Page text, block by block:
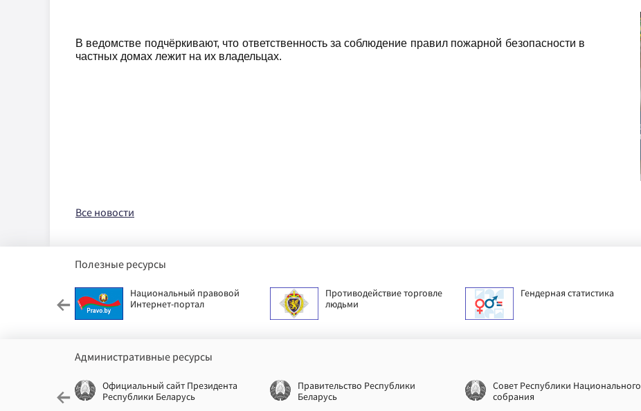
В ведомстве подчёркивают, что ответственность за соблюдение правил пожарной безопасности в
частных домах лежит на их владельцах.
Все новости
Полезные ресурсы
Национальный правовой
Интернет-портал
Противодействие торговле
людьми
Гендерная статистика
Административные ресурсы
Официальный сайт Президента
Республики Беларусь
Правительство Республики
Беларусь
Совет Республики Национального
собрания